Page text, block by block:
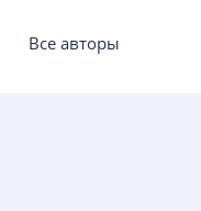
Все авторы